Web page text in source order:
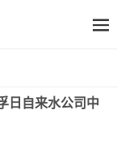
日自来水公司中